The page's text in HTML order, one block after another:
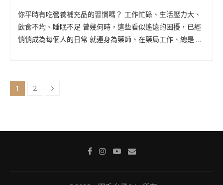
你平時有吃營養補充品的習慣嗎？ 工作忙碌、生活壓力大、
飲食不均、睡眠不足 曾幾何時，這些看似遙遠的困擾，已經
悄悄成為每個人的日常 就連身為藥師、在藥局工作、總是 …
1 2